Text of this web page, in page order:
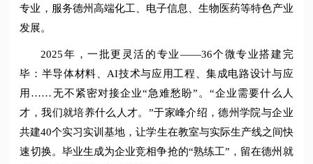
专业，服务德州高端化工、电子信息、生物医药等特色产业
发展。
2025年，一批更灵活的专业——36个微专业搭建完
毕：半导体材料、AI技术与应用工程、集成电路设计与应
用……无不紧密对接企业“急难愁盼”。“企业需要什么人
才，我们就培养什么人才。”于家峰介绍，德州学院与企业
共建40个实习实训基地，让学生在教室与实际生产线之间快
速切换。毕业生成为企业竞相争抢的“熟练工”，留在德州就